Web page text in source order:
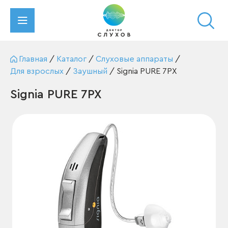
Главная / Каталог / Слуховые аппараты /
Для взрослых / Заушный / Signia PURE 7PX
Signia PURE 7PX